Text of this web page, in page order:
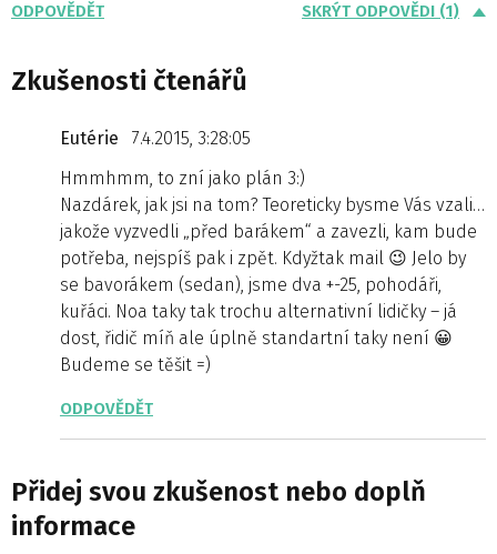
ODPOVĚDĚT SKRÝT ODPOVĚDI (1)
Zkušenosti čtenářů
Eutérie
7.4.2015, 3:28:05
Hmmhmm, to zní jako plán 3:)
Nazdárek, jak jsi na tom? Teoreticky bysme Vás vzali…
jakože vyzvedli „před barákem“ a zavezli, kam bude
potřeba, nejspíš pak i zpět. Kdyžtak mail 😉 Jelo by
se bavorákem (sedan), jsme dva +-25, pohodáři,
kuřáci. Noa taky tak trochu alternativní lidičky – já
dost, řidič míň ale úplně standartní taky není 😀
Budeme se těšit =)
ODPOVĚDĚT
Přidej svou zkušenost nebo doplň
informace